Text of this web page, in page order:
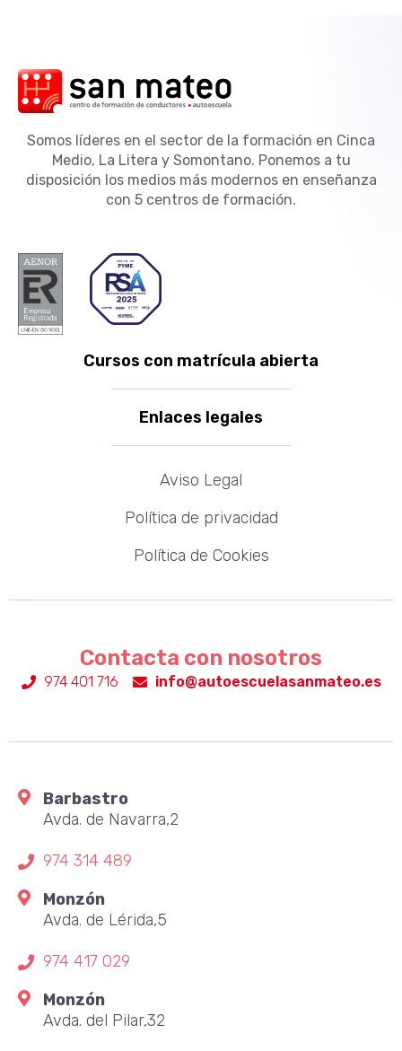
Somos líderes en el sector de la formación en Cinca
Medio, La Litera y Somontano. Ponemos a tu
disposición los medios más modernos en enseñanza
con 5 centros de formación.
Cursos con matrícula abierta
Enlaces legales
Aviso Legal
Política de privacidad
Política de Cookies
Contacta con nosotros
974 401 716 info@autoescuelasanmateo.es
Barbastro
Avda. de Navarra,2
974 314 489
Monzón
Avda. de Lérida,5
974 417 029
Monzón
Avda. del Pilar,32